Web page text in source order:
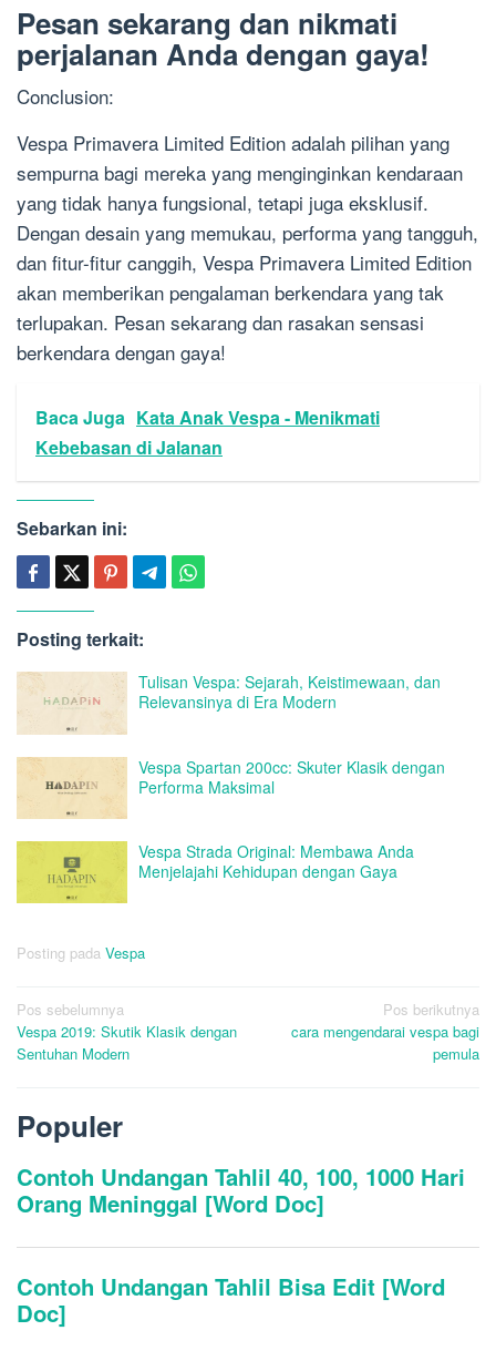
Pesan sekarang dan nikmati
perjalanan Anda dengan gaya!
Conclusion:
Vespa Primavera Limited Edition adalah pilihan yang
sempurna bagi mereka yang menginginkan kendaraan
yang tidak hanya fungsional, tetapi juga eksklusif.
Dengan desain yang memukau, performa yang tangguh,
dan fitur-fitur canggih, Vespa Primavera Limited Edition
akan memberikan pengalaman berkendara yang tak
terlupakan. Pesan sekarang dan rasakan sensasi
berkendara dengan gaya!
Baca Juga Kata Anak Vespa - Menikmati
Kebebasan di Jalanan
Sebarkan ini:
Posting terkait:
Tulisan Vespa: Sejarah, Keistimewaan, dan
Relevansinya di Era Modern
Vespa Spartan 200cc: Skuter Klasik dengan
Performa Maksimal
Vespa Strada Original: Membawa Anda
Menjelajahi Kehidupan dengan Gaya
Posting pada Vespa
Navigasi
pos
Pos sebelumnya
Vespa 2019: Skutik Klasik dengan
Sentuhan Modern
Pos berikutnya
cara mengendarai vespa bagi
pemula
Populer